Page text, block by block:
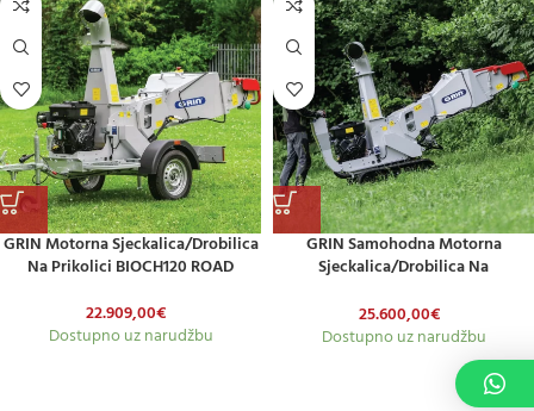
GRIN Motorna Sjeckalica/drobilica
Na Prikolici BIOCH120 ROAD
22.909,00€
Dostupno uz narudžbu
GRIN Samohodna Motorna
Sjeckalica/drobilica Na
25.600,00€
Dostupno uz narudžbu